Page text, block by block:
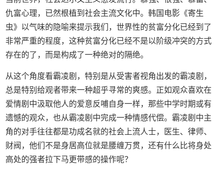
仇富心理，已然根植到社会主流文化中。韩国电影《寄生
虫》以气味的隐喻来提示我们，世界性的贫富分化已经到了
非常严重的程度，这种贫富分化已经不是以阶级冲突的方式
存在的了，而是构成了一种绝对的隔绝。
从这个角度看霸凌剧，特别是从受害者视角出发的霸凌剧，
总是特别给观者带来一种超乎寻常的爽感。正如观众喜欢在
爱情剧中汲取他人的爱意反哺自身一样，那些中学时期或有
遗憾的观众，也从霸凌剧中完成一种情感代偿。霸凌剧中主
角的对手往往都是功成名就的社会上流人士，医生、律师、
财阀，他们不是身居高位就是腰缠万贯，还有什么比将身处
高处的强者拉下马更带感的操作呢？